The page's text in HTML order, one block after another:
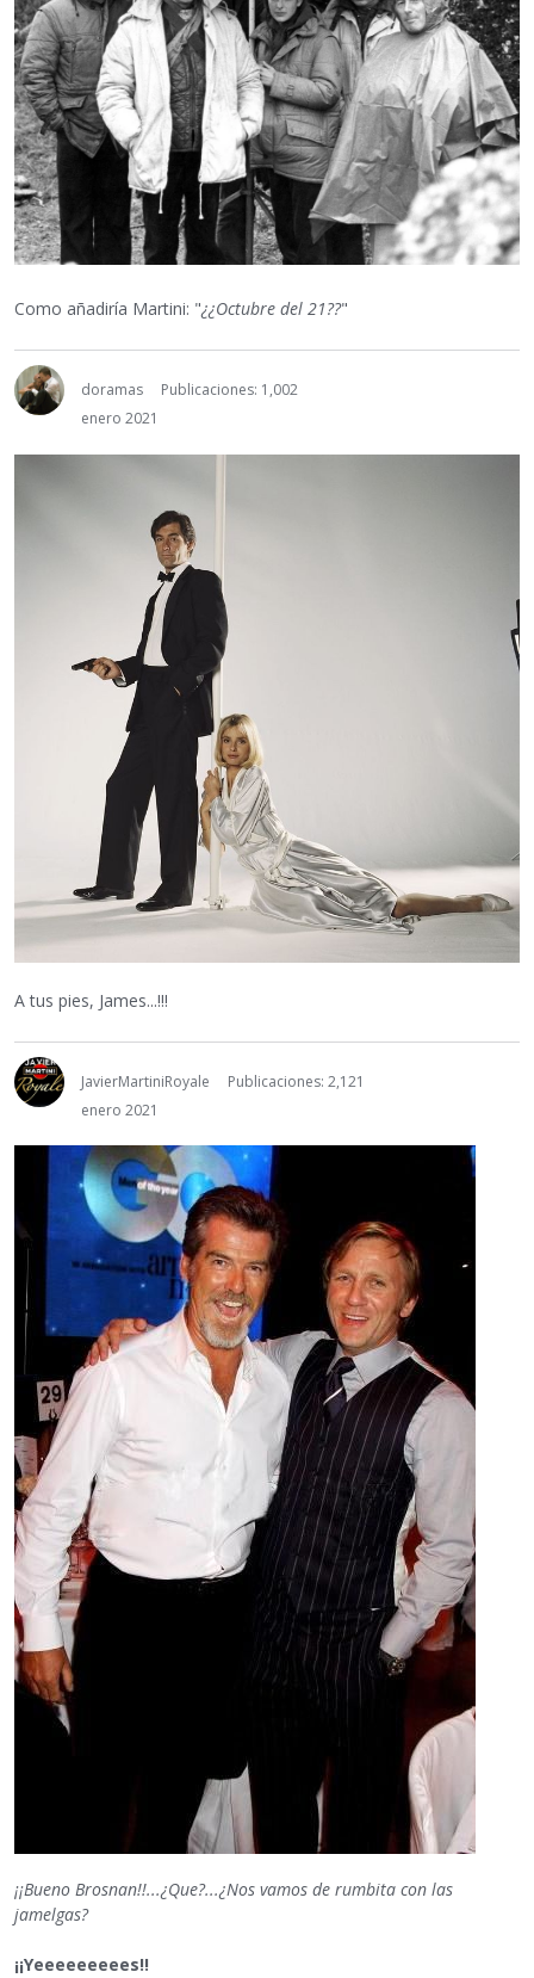
Como añadiría Martini: "¿¿Octubre del 21??"
doramas
Publicaciones: 1,002
enero 2021
A tus pies, James...!!!
JavierMartiniRoyale
Publicaciones: 2,121
enero 2021
¡¡Bueno Brosnan!!...¿Que?...¿Nos vamos de rumbita con las
jamelgas?
¡¡Yeeeeeeeees!!